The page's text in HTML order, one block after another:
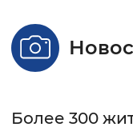
Стандартный
Более 300